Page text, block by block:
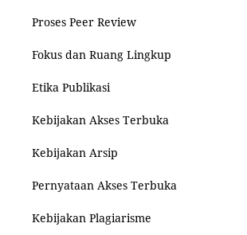
Proses Peer Review
Fokus dan Ruang Lingkup
Etika Publikasi
Kebijakan Akses Terbuka
Kebijakan Arsip
Pernyataan Akses Terbuka
Kebijakan Plagiarisme